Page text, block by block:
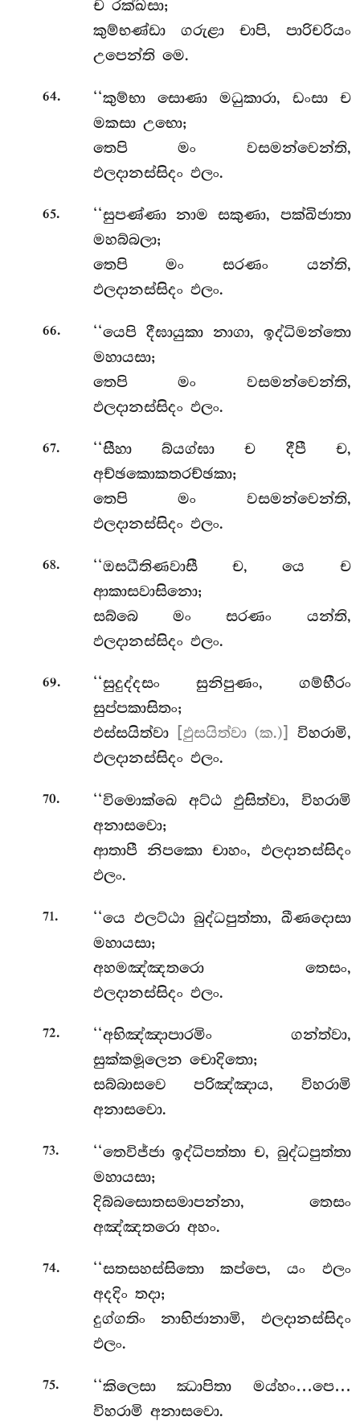
ච රක්ඛසා;
කුම්භණ්ඩා ගරුළා චාපි, පාරිචරියං
උපෙන්ති මෙ.
64. ‘‘කුම්භා සොණා මධුකාරා, ඩංසා ච
මකසා උභො;
තෙපි මං වසමන්වෙන්ති,
ඵලදානස්සිදං ඵලං.
65. ‘‘සුපණ්ණානාම සකුණා, පක්ඛිජාතා
මහබ්බලා;
තෙපි මං සරණං යන්ති,
ඵලදානස්සිදං ඵලං.
66.
‘‘යෙපි දීඝායුකා නාගා, ඉද්ධිමන්තො
මහායසා;
තෙපි මං වසමන්වෙන්ති,
ඵලදානස්සිදං ඵලං.
67.
‘‘සීහා බ්යග්ඝා ච දීපී ච,
අච්ඡකොකතරච්ඡකා;
තෙපි මං වසමන්වෙන්ති,
ඵලදානස්සිදං ඵලං.
68.
‘‘ඔසධීතිණවාසී ච, යෙ ච
ආකාසවාසිනො;
සබ්බෙ මං සරණං යන්ති,
ඵලදානස්සිදං ඵලං.
69.
‘‘සුදුද්දසං සුනිපුණං, ගම්භීරං
සුප්පකාසිතං;
ඵස්සයිත්වා
[ඵුසයිත්වා (ක.)]
විහරාමි,
ඵලදානස්සිදං ඵලං.
70. ‘‘විමොක්ඛෙඅට්ඨ ඵුසිත්වා, විහරාමි
අනාසවො;
ආතාපී නිපකො චාහං, ඵලදානස්සිදං
ඵලං.
71.
‘‘යෙ ඵලට්ඨා බුද්ධපුත්තා, ඛීණදොසා
මහායසා;
අහමඤ්ඤතරො තෙසං,
ඵලදානස්සිදං ඵලං.
72.
‘‘අභිඤ්ඤාපාරමිං ගන්ත්වා,
සුක්කමූලෙන චොදිතො;
සබ්බාසවෙ පරිඤ්ඤාය, විහරාමි
අනාසවො.
73.
‘‘තෙවිජ්ජා ඉද්ධිපත්තා ච, බුද්ධපුත්තා
මහායසා;
දිබ්බසොතසමාපන්නා, තෙසං
අඤ්ඤතරො අහං.
74.
‘‘සතසහස්සිතො කප්පෙ, යං ඵලං
අදදිං තදා;
දුග්ගතිං නාභිජානාමි, ඵලදානස්සිදං
ඵලං.
75.
‘‘කිලෙසා ඣාපිතා මය්හං…පෙ…
විහරාමි අනාසවො.